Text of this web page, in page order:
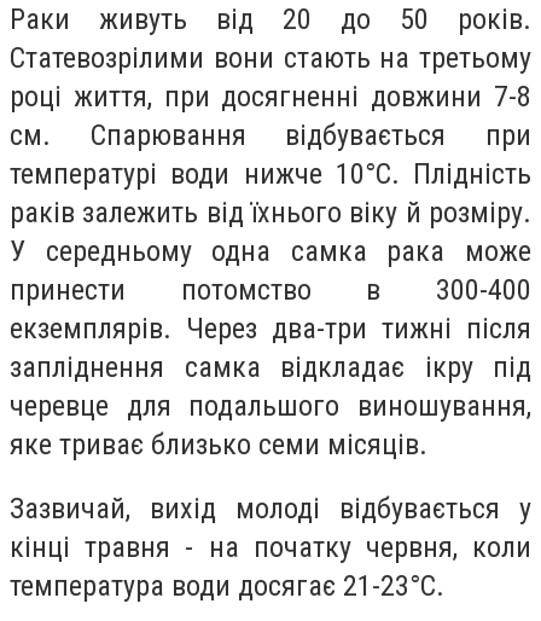
Раки живуть від 20 до 50 років.
Статевозрілими вони стають на третьому
році життя, при досягненні довжини 7-8
см. Спарювання відбувається при
температурі води нижче 10°C. Плідність
раків залежить від їхнього віку й розміру.
У середньому одна самка рака може
принести потомство в 300-400
екземплярів. Через два-три тижні після
запліднення самка відкладає ікру під
черевце для подальшого виношування,
яке триває близько семи місяців.
Зазвичай, вихід молоді відбувається у
кінці травня - на початку червня, коли
температура води досягає 21-23°C.